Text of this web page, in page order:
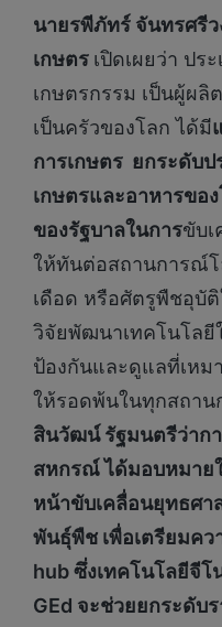
นายรพีภัทร์ จันทรศรี
เกษตร เปิดเผยว่า ปร
เกษตรกรรม เป็นผู้ผ
เป็นครัวของโลก ได้มี
การเกษตร ยกระดับป
เกษตรและอาหารขอ
ของรัฐบาลในการขับ
ให้ทันต่อสถานการณ์โ
เดือด หรือศัตรูพืชอุบั
วิจัยพัฒนาเทคโนโลยี
ป้องกันและดูแลที่เหม
ให้รอดพ้นในทุกสถาน
สินวัฒน์ รัฐมนตรีว่าก
สหกรณ์ ได้มอบหมาย
หน้าขับเคลื่อนยุทธศา
พันธุ์พืช เพื่อเตรียมคว
hub ซึ่งเทคโนโลยีจีโ
GEd จะช่วยยกระดับ